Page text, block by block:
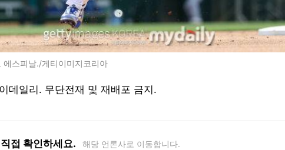
에스피날./게티이미지코리아
데일리. 무단전재 및 재배포 금지.
접 확인하세요. 해당 언론사로 이동합니다.